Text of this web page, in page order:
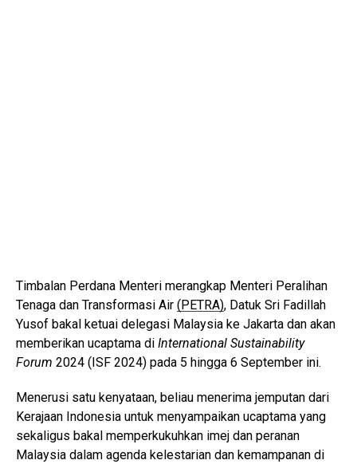
Timbalan Perdana Menteri merangkap Menteri Peralihan
Tenaga dan Transformasi Air (PETRA), Datuk Sri Fadillah
Yusof bakal ketuai delegasi Malaysia ke Jakarta dan akan
memberikan ucaptama di International Sustainability
Forum 2024 (ISF 2024) pada 5 hingga 6 September ini.
Menerusi satu kenyataan, beliau menerima jemputan dari
Kerajaan Indonesia untuk menyampaikan ucaptama yang
sekaligus bakal memperkukuhkan imej dan peranan
Malaysia dalam agenda kelestarian dan kemampanan di